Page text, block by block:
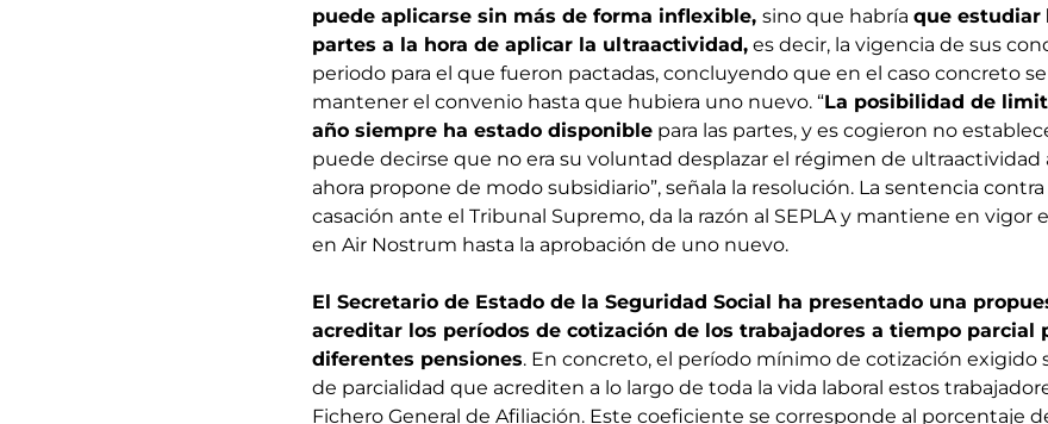
puede aplicarse sin más de forma inflexible, sino que habría que estudiar
partes a la hora de aplicar la ultraactividad, es decir, la vigencia de sus
periodo para el que fueron pactadas, concluyendo que en el caso concreto
mantener el convenio hasta que hubiera uno nuevo. “La posibilidad de
año siempre ha estado disponible para las partes, y es cogieron no
puede decirse que no era su voluntad desplazar el régimen de ultraactividad
ahora propone de modo subsidiario”, señala la resolución. La sentencia
casación ante el Tribunal Supremo, da la razón al SEPLA y mantiene en vigor
en Air Nostrum hasta la aprobación de uno nuevo.
El Secretario de Estado de la Seguridad Social ha presentado una
acreditar los períodos de cotización de los trabajadores a tiempo parcial
diferentes pensiones. En concreto, el período mínimo de cotización exigido
de parcialidad que acrediten a lo largo de toda la vida laboral estos
Fichero General de Afiliación. Este coeficiente se corresponde al porcentaje